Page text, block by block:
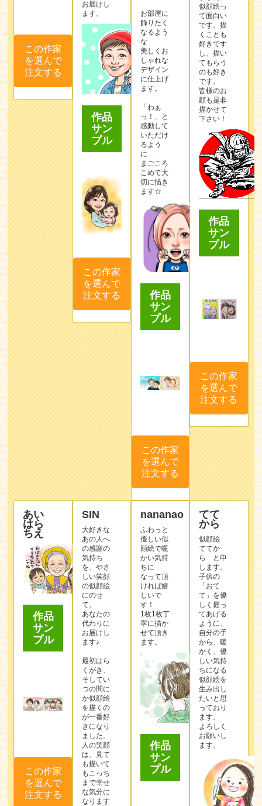
この作家
を選んで
注文する
お届けし
ます。
作品
サン
プル
この作家
を選んで
注文する
お部屋に
飾りたく
なるよう
な
美しくお
しゃれな
デザイン
に仕上げ
ます。
「わぁ
っ！」と
感動して
いただけ
るよう
に…
まごころ
こめて大
切に描き
ます☆
作品
サン
プル
この作家
を選んで
注文する
似顔絵っ
て面白い
です。描
くことも
好きです
し、描い
てもらう
のも好き
です。
皆様のお
顔も是非
描かせて
下さい！
作品
サン
プル
この作家
を選んで
注文する
あい
はら
ちえ
作品
サン
プル
この作家
を選んで
注文する
SIN
大好きな
あの人へ
の感謝の
気持ち
を、やさ
しい笑顔
の似顔絵
にのせ
て、
あなたの
代わりに
お届けし
ます♪
最初はら
くがき、
そしてい
つの間に
か似顔絵
を描くの
が一番好
きになり
ました。
人の笑顔
は、見て
も描いて
もこっち
まで幸せ
な気分に
なります
nananao
ふわっと
優しい似
顔絵で暖
かい気持
ちに
なって頂
ければ嬉
しいで
す！
1枚1枚丁
寧に描か
せて頂き
ます。
作品
サン
プル
てて
から
似顔絵
ててか
ら と申
します。
子供の
「おて
て」を優
しく握っ
てあげる
ように、
自分の手
から、暖
かく、優
しい気持
ちになる
似顔絵を
生み出し
たいと思
っており
ます。
よろしく
お願いし
ます。